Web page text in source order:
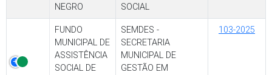
NEGRO
SOCIAL
FUNDO
MUNICIPAL DE
ASSISTÊNCIA
SOCIAL DE
SEMDES -
SECRETARIA
MUNICIPAL DE
GESTÃO EM
103-2025